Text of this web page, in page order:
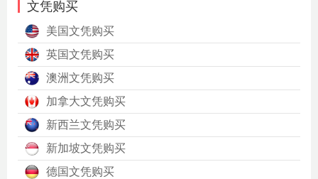
文凭购买
美国文凭购买
英国文凭购买
澳洲文凭购买
加拿大文凭购买
新西兰文凭购买
新加坡文凭购买
德国文凭购买